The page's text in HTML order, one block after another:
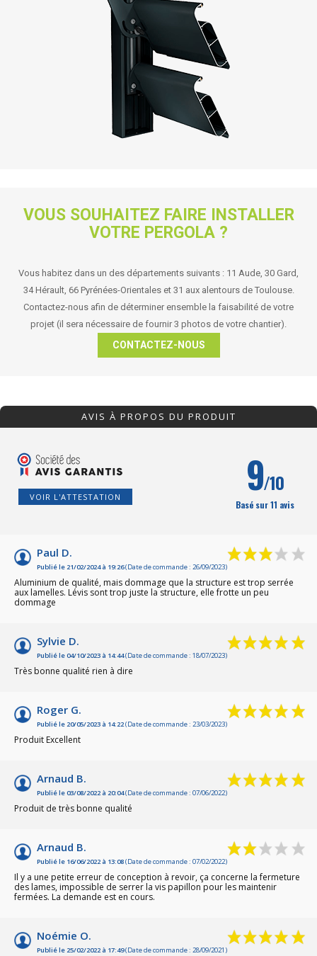
VOUS SOUHAITEZ FAIRE INSTALLER
VOTRE PERGOLA ?
Vous habitez dans un des départements suivants : 11 Aude, 30 Gard,
34 Hérault, 66 Pyrénées-Orientales et 31 aux alentours de Toulouse.
Contactez-nous afin de déterminer ensemble la faisabilité de votre
projet (il sera nécessaire de fournir 3 photos de votre chantier).
CONTACTEZ-NOUS
AVIS À PROPOS DU PRODUIT
VOIR L'ATTESTATION 9/10
Basé sur 11 avis
Paul D.
Publié le 21/02/2024 à 19:26(Date de commande : 26/09/2023)
Aluminium de qualité, mais dommage que la structure est trop serrée
aux lamelles. Lévis sont trop juste la structure, elle frotte un peu
dommage
Sylvie D.
Publié le 04/10/2023 à 14:44(Date de commande : 18/07/2023)
Très bonne qualité rien à dire
Roger G.
Publié le 20/05/2023 à 14:22(Date de commande : 23/03/2023)
Produit Excellent
Arnaud B.
Publié le 03/08/2022 à 20:04(Date de commande : 07/06/2022)
Produit de très bonne qualité
Arnaud B.
Publié le 16/06/2022 à 13:08(Date de commande : 07/02/2022)
Il y a une petite erreur de conception à revoir, ça concerne la fermeture
des lames, impossible de serrer la vis papillon pour les maintenir
fermées. La demande est en cours.
Noémie O.
Publié le 25/02/2022 à 17:49(Date de commande : 28/09/2021)